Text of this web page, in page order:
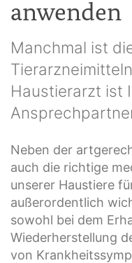
anwenden
Manchmal ist
Haustierarzt ist
Neben der
auch die richtige
unserer Haustiere
außerordentlich
sowohl bei dem
Wiederherstellung
von